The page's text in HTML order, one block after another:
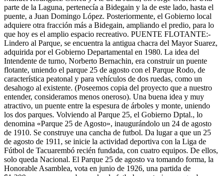
parte de la Laguna, pertenecía a Bidegain y la de este lado, hasta el
puente, a Juan Domingo López. Posteriormente, el Gobierno local
adquiere otra fracción más a Bidegain, ampliando el predio, para lo
que hoy es el amplio espacio recreativo. PUENTE FLOTANTE:-
Lindero al Parque, se encuentra la antigua chacra del Mayor Suarez,
adquirida por el Gobierno Departamental en 1980. La idea del
Intendente de turno, Norberto Bernachin, era construir un puente
flotante, uniendo el parque 25 de agosto con el Parque Rodo, de
característica peatonal y para vehículos de dos ruedas, como un
desahogo al existente. (Poseemos copia del proyecto que a nuestro
entender, consideramos menos oneroso). Una buena idea y muy
atractivo, un puente entre la espesura de árboles y monte, uniendo
los dos parques. Volviendo al Parque 25, el Gobierno Dptal., lo
denomina «Parque 25 de Agosto», inaugurándolo un 24 de agosto
de 1910. Se construye una cancha de futbol. Da lugar a que un 25
de agosto de 1911, se inicie la actividad deportiva con la Liga de
Fútbol de Tacuarembó recién fundada, con cuatro equipos. De ellos,
solo queda Nacional. El Parque 25 de agosto va tomando forma, la
Honorable Asamblea, vota en junio de 1926, una partida de